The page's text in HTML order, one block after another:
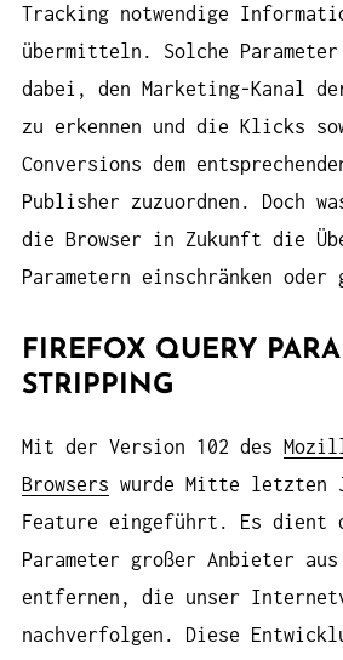
Tracking notwendige
übermitteln. Solche
dabei, den Marketing-Kanal
zu erkennen und die Klicks
Conversions dem
Publisher zuzuordnen. Doch
die Browser in Zukunft die
Parametern einschränken oder
FIREFOX QUERY
STRIPPING
Mit der Version 102 des
Browsers wurde Mitte letzten
Feature eingeführt. Es dient
Parameter großer Anbieter aus
entfernen, die unser
nachverfolgen. Diese